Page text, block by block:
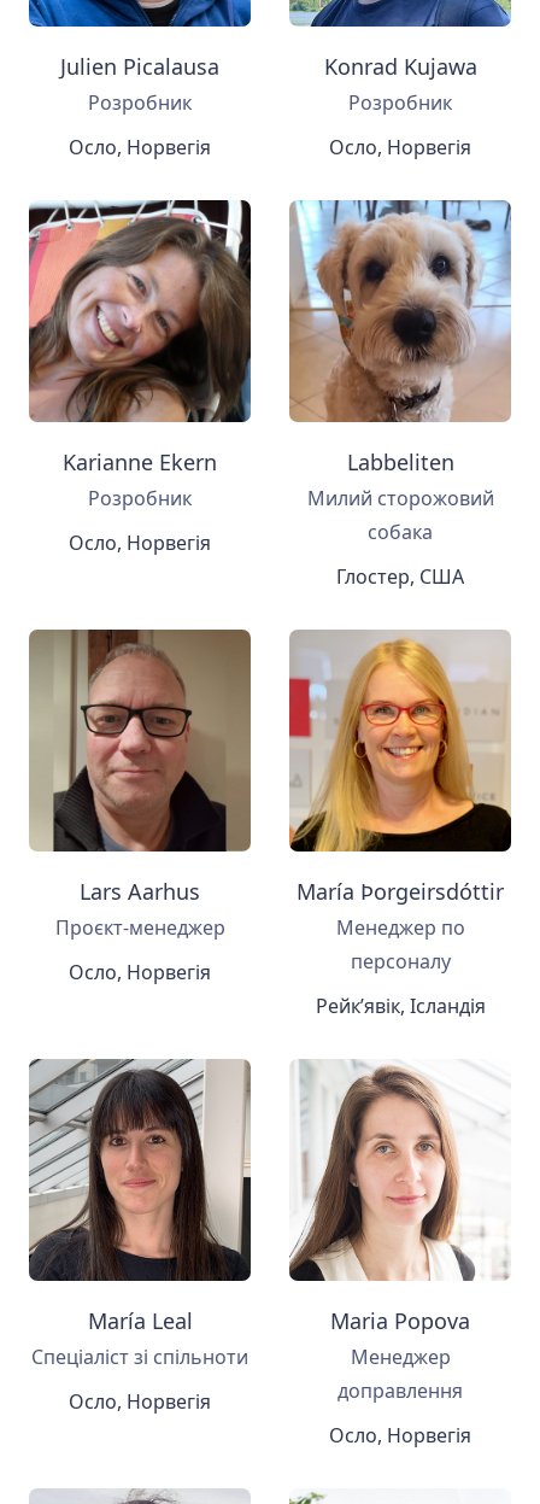
Julien Picalausa
Розробник
Осло, Норвегія
Konrad Kujawa
Розробник
Осло, Норвегія
Karianne Ekern
Розробник
Осло, Норвегія
Labbeliten
Милий сторожовий
собака
Глостер, США
Lars Aarhus
Проєкт-менеджер
Осло, Норвегія
María Þorgeirsdóttir
Менеджер по
персоналу
Рейк’явік, Ісландія
María Leal
Спеціаліст зі спільноти
Осло, Норвегія
Maria Popova
Менеджер
доправлення
Осло, Норвегія